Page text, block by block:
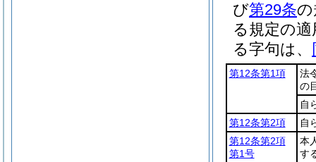
び第29条
る規定の
る字句は、
第12条第1項
法
の
自
第12条第2項
自
第12条第2項
第1号
本
す